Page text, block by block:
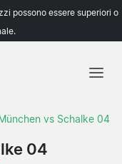
possono essere superiori o
vs Schalke 04
04